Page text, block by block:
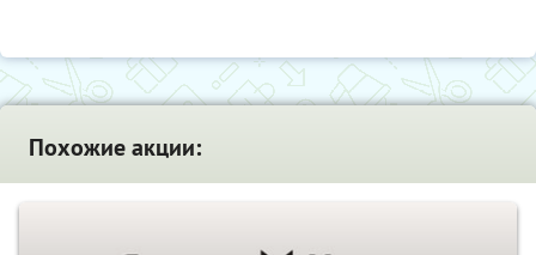
Похожие акции: